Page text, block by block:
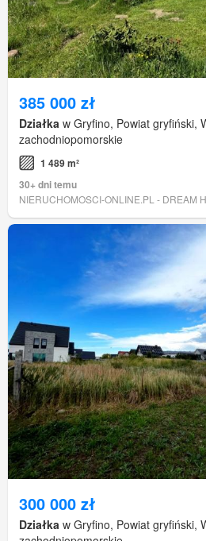
385 000 zł
Działka w Gryfino, Powiat gryfiński,
zachodniopomorskie
1 489 m²
30+ dni temu
300 000 zł
Działka w Gryfino, Powiat gryfiński,